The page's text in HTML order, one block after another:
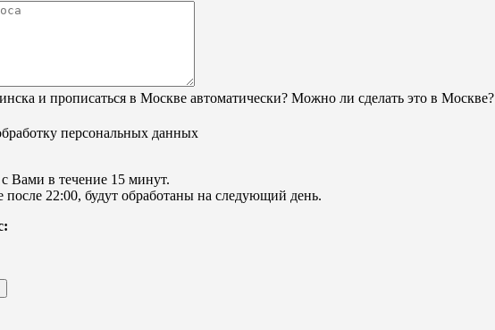
и прописаться в Москве автоматически? Можно ли сделать это в Москве?
персональных данных
Вами в течение 15 минут.
после 22:00, будут обработаны на следующий день.